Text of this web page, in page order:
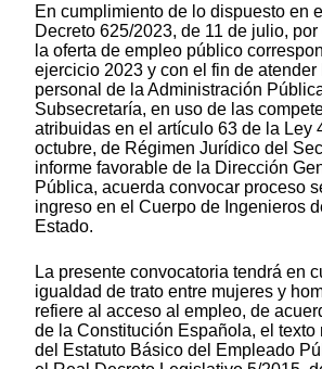
En cumplimiento de lo dispuesto en
Decreto 625/2023, de 11 de julio,
la oferta de empleo público
ejercicio 2023 y con el fin de
personal de la Administración
Subsecretaría, en uso de las
atribuidas en el artículo 63 de la Ley
octubre, de Régimen Jurídico del
informe favorable de la Dirección
Pública, acuerda convocar proceso
ingreso en el Cuerpo de Ingenieros
Estado.
La presente convocatoria tendrá en
igualdad de trato entre mujeres y
refiere al acceso al empleo, de
de la Constitución Española, el texto
del Estatuto Básico del Empleado